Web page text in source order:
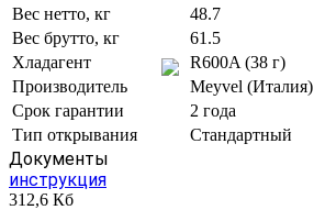
Вес нетто, кг
48.7
Вес брутто, кг
61.5
Хладагент
R600A (38 г)
Производитель
Meyvel (Италия)
Срок гарантии
2 года
Тип открывания
Стандартный
Документы
инструкция
312,6 Кб